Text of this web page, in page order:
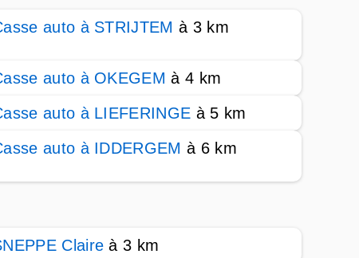
auto à STRIJTEM à 3 km
auto à OKEGEM à 4 km
auto à LIEFERINGE à 5 km
auto à IDDERGEM à 6 km
Claire à 3 km